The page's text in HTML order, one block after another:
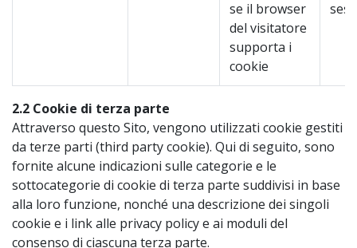
se il browser
del visitatore
supporta i
cookie
2.2 Cookie di terza parte
Attraverso questo Sito, vengono utilizzati cookie gestiti
da terze parti (third party cookie). Qui di seguito, sono
fornite alcune indicazioni sulle categorie e le
sottocategorie di cookie di terza parte suddivisi in base
alla loro funzione, nonché una descrizione dei singoli
cookie e i link alle privacy policy e ai moduli del
consenso di ciascuna terza parte.